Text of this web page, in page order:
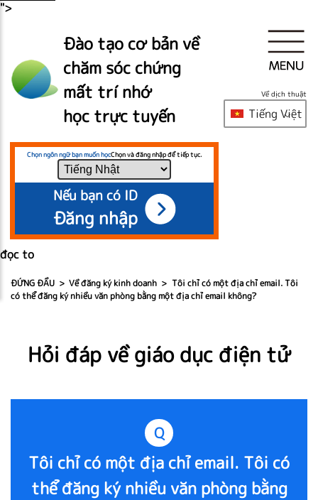
">
Đào tạo cơ bản về
chăm sóc chứng
mất trí nhớ
học trực tuyến
Chọn ngôn ngữ bạn muốn họcChọn và đăng nhập để tiếp tục.
Nếu bạn có ID
Đăng nhập
đọc to
Về dịch thuật
Tiếng Việt
ĐỨNG ĐẦU Về đăng ký kinh doanh
Tôi chỉ có một địa chỉ email. Tôi
có thể đăng ký nhiều văn phòng bằng một địa chỉ email không?
Hỏi đáp về giáo dục điện tử
Q
Tôi chỉ có một địa chỉ email. Tôi có
thể đăng ký nhiều văn phòng bằng